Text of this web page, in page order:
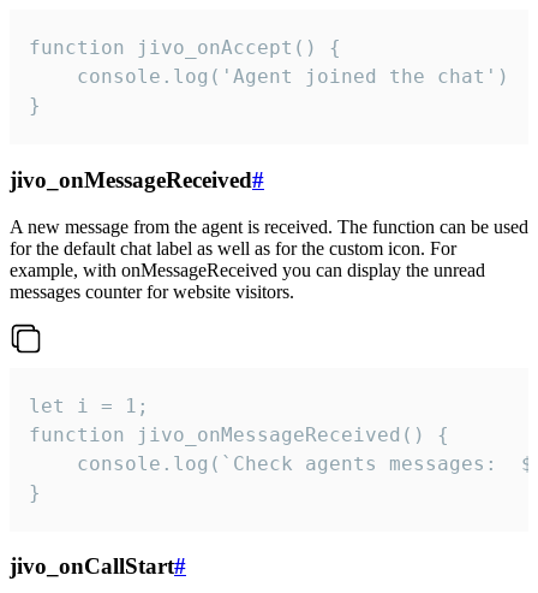
function jivo_onAccept() {
}
jivo_onMessageReceived#
A new message from the agent is received. The function can be used
for the default chat label as well as for the custom icon. For
example, with onMessageReceived you can display the unread
messages counter for website visitors.
let i = 1;
function jivo_onMessageReceived() {
}
jivo_onCallStart#